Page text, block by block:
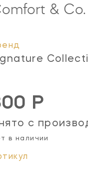
& Co.
Р
с
в наличии